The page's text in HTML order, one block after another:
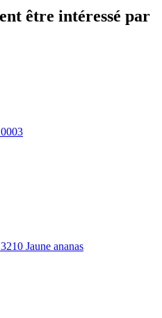
être intéressé par
Jaune ananas